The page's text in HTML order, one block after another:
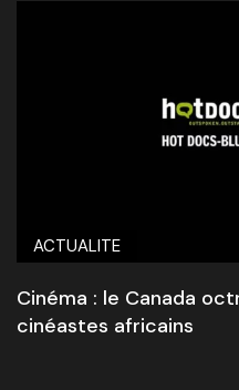
ACTUALITE
Cinéma : le Canada
cinéastes africains